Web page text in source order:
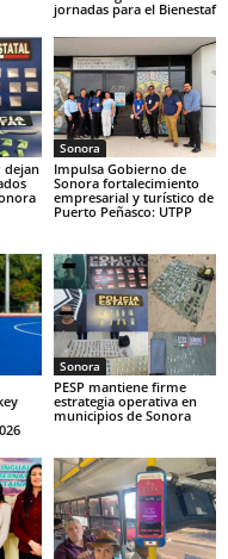
jornadas para el Bienestaf
dejan
Sonora
Impulsa Gobierno de
Sonora fortalecimiento
empresarial y turístico de
Puerto Peñasco: UTPP
Sonora
PESP mantiene firme
estrategia operativa en
municipios de Sonora